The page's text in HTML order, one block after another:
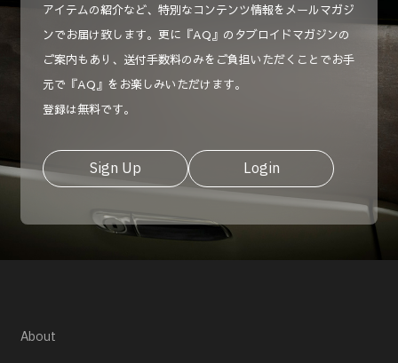
アイテムの紹介など、特別なコンテンツ情報をメールマガジ
ンでお届け致します。更に『AQ』のタブロイドマガジンの
ご案内もあり、送付手数料のみをご負担いただくことでお手
元で『AQ』をお楽しみいただけます。
登録は無料です。
Sign Up Login
About